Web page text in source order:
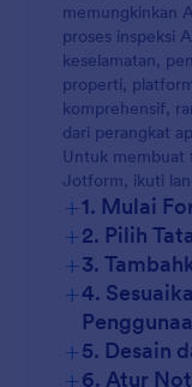
Audit
memungkinkan
proses inspeksi
keselamatan,
properti,
komprehensif,
dari perangkat
Untuk membuat
Jotform, ikuti
+1. Mulai
+2. Pilih
+3.
+4.
+5. Desain
+6. Atur